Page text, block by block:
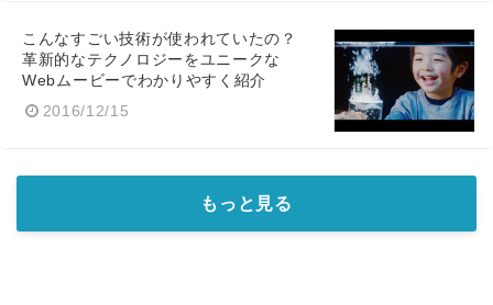
こんなすごい技術が使われていたの？
革新的なテクノロジーをユニークな
Webムービーでわかりやすく紹介
2016/12/15
もっと見る